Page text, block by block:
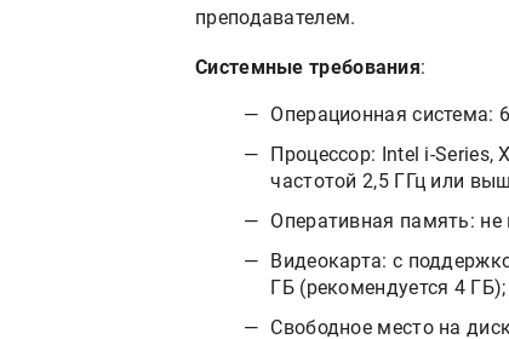
преподавателем.
Системные требования:
Операционная система:
Процессор: Intel i-Series,
частотой 2,5 ГГц или
Оперативная память:
Видеокарта: с
ГБ (рекомендуется 4 ГБ);
Свободное место на